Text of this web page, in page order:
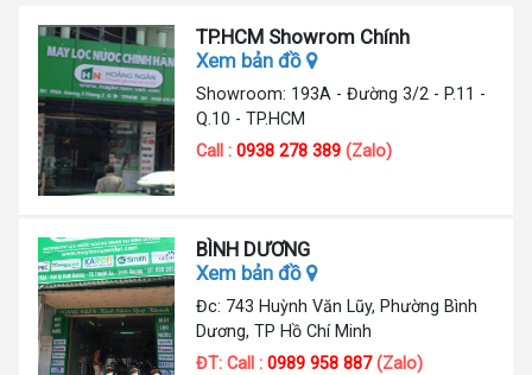
TP.HCM Showrom Chính
Xem bản đồ
Showroom: 193A - Đường 3/2 - P.11 -
Q.10 - TP.HCM
Call :0938 278 389(Zalo)
BÌNH DƯƠNG
Xem bản đồ
Đc: 743 Huỳnh Văn Lũy, Phường Bình
Dương, TP Hồ Chí Minh
ĐT: Call :0989 958 887(Zalo)